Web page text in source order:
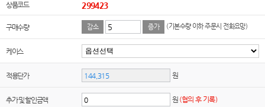
상품코드 299423
구매수량 감소 증가 (기본수량 이하 주문시 전화요망)
케이스
적용단가 원
추가 및 할인금액 원 (협의 후 기록)